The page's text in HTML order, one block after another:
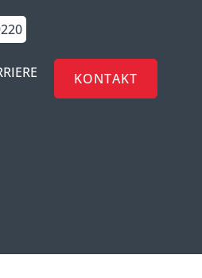
KONTAKT